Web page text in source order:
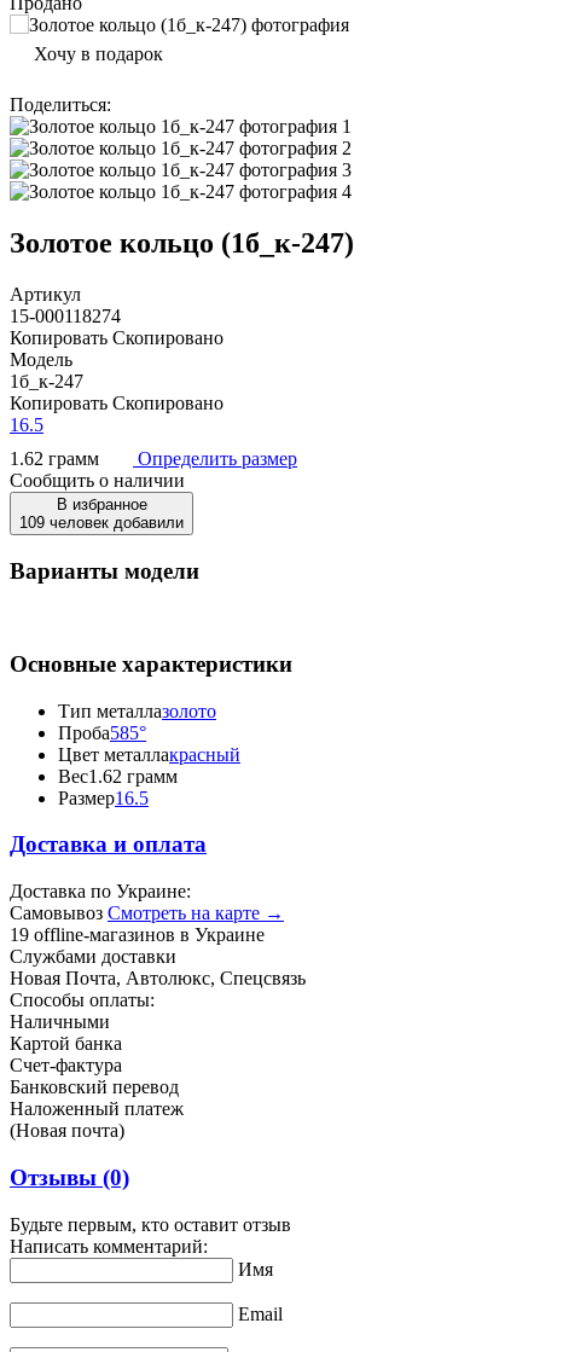
Хочу в подарок
Поделиться:
Золотое кольцо (1б_к-247)
Артикул
15-000118274
Копировать Скопировано
Модель
1б_к-247
Копировать Скопировано
16.5
1.62 грамм
Определить размер
Сообщить о наличии
В избранное
109 человек добавили
Варианты модели
Основные характеристики
Тип металлазолото
Проба585°
Цвет металлакрасный
Вес1.62 грамм
Размер16.5
Доставка и оплата
Доставка по Украине:
Самовывоз Смотреть на карте →
19 offline-магазинов в Украине
Службами доставки
Новая Почта, Автолюкс, Спецсвязь
Способы оплаты:
Наличными
Картой банка
Счет-фактура
Банковский перевод
Наложенный платеж
(Новая почта)
Отзывы (0)
Будьте первым, кто оставит отзыв
Написать комментарий:
Имя
Email